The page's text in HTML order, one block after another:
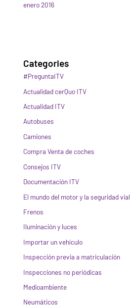
enero 2016
Categories
#PreguntaITV
Actualidad cerQuo ITV
Actualidad ITV
Autobuses
Camiones
Compra Venta de coches
Consejos ITV
Documentación ITV
El mundo del motor y la seguridad vial
Frenos
Iluminación y luces
Importar un vehículo
Inspección previa a matriculación
Inspecciones no periódicas
Medioambiente
Neumáticos